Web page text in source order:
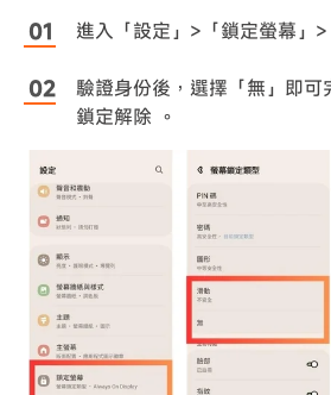
進入「設定」>「鎖定螢幕」
驗證身份後，選擇「無」即
鎖定解除 。